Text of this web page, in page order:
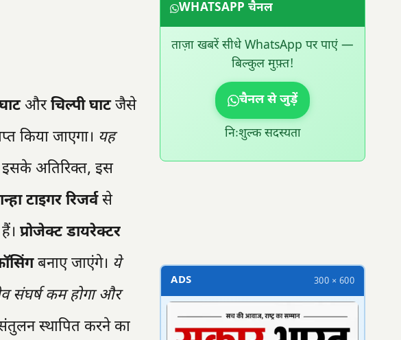
औरचिल्पी घाटजैसे
किया जाएगा। यह
अतिरिक्त, इस
टाइगर रिजर्वसे
प्रोजेक्ट डायरेक्टर
बनाए जाएंगे। ये
संघर्ष कम होगा और
स्थापित करने का
WHATSAPP चैनल
ताज़ा खबरें सीधे WhatsApp पर पाएं —
बिल्कुल मुफ़्त!
चैनल से जुड़ें
निःशुल्क सदस्यता
ADS 300 × 600